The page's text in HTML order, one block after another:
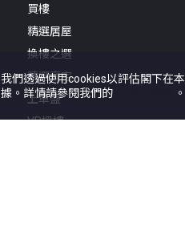
買樓
精選居屋
換樓之選
精選豪宅
上車盤
VR搵樓
我們透過使用cookies以評估閣下在
據。詳情請參閱我們的
。